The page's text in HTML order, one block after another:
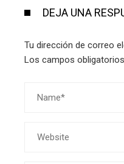
DEJA UNA
Tu dirección de correo
Los campos